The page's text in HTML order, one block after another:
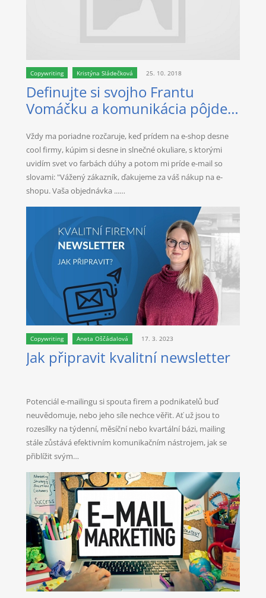
Copywriting Kristýna Sládečková 25. 10. 2018
Definujte si svojho Frantu
Vomáčku a komunikácia pôjde
Vždy ma poriadne rozčaruje, keď prídem na e-shop desne
cool firmy, kúpim si desne in slnečné okuliare, s ktorými
uvidím svet vo farbách dúhy a potom mi príde e-mail so
slovami: "Vážený zákazník, ďakujeme za váš nákup na e-
shopu. Vaša objednávka ...…
Copywriting Aneta Oščádalová 17. 3. 2023
Jak připravit kvalitní newsletter
Potenciál e-mailingu si spouta firem a podnikatelů buď
neuvědomuje, nebo jeho síle nechce věřit. Ať už jsou to
rozesílky na týdenní, měsíční nebo kvartální bázi, mailing
stále zůstává efektivním komunikačním nástrojem, jak se
přiblížit svým…